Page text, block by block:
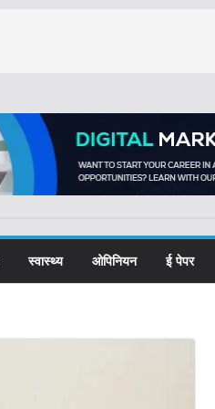
स्वास्थ्य ओपिनियन ई पेपर